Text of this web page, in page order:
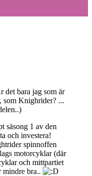
det bara jag som är
som Knighrider? ...
säsong 1 av den
och investera!
spinnoffen
motorcyklar (där
och mittpartiet
mindre bra..